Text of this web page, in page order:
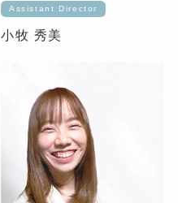
Assistant Director
小牧 秀美